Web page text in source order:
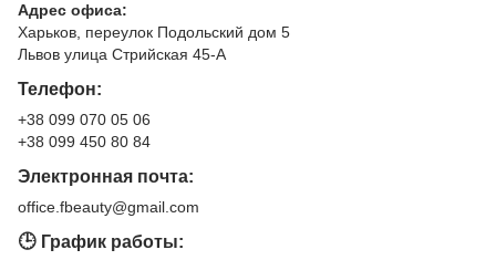
Адрес офиса:
Харьков, переулок Подольский дом 5
Львов улица Стрийская 45-А
Телефон:
+38 099 070 05 06
+38 099 450 80 84
Электронная почта:
office.fbeauty@gmail.com
🕒 График работы: